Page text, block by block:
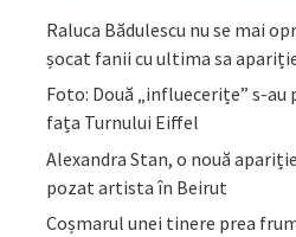
Raluca Bădulescu nu se mai
șocat fanii cu ultima sa
Foto: Două „influecerițe” s-
fața Turnului Eiffel
Alexandra Stan, o nouă
pozat artista în Beirut
Coșmarul unei tinere prea